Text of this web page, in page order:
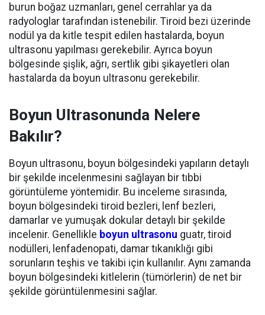
burun boğaz uzmanları, genel cerrahlar ya da
radyologlar tarafından istenebilir. Tiroid bezi üzerinde
nodül ya da kitle tespit edilen hastalarda, boyun
ultrasonu yapılması gerekebilir. Ayrıca boyun
bölgesinde şişlik, ağrı, sertlik gibi şikayetleri olan
hastalarda da boyun ultrasonu gerekebilir.
Boyun Ultrasonunda Nelere
Bakılır?
Boyun ultrasonu, boyun bölgesindeki yapıların detaylı
bir şekilde incelenmesini sağlayan bir tıbbi
görüntüleme yöntemidir. Bu inceleme sırasında,
boyun bölgesindeki tiroid bezleri, lenf bezleri,
damarlar ve yumuşak dokular detaylı bir şekilde
incelenir. Genellikle boyun ultrasonu guatr, tiroid
nodülleri, lenfadenopati, damar tıkanıklığı gibi
sorunların teşhis ve takibi için kullanılır. Aynı zamanda
boyun bölgesindeki kitlelerin (tümörlerin) de net bir
şekilde görüntülenmesini sağlar.